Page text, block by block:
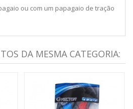
ou com um papagaio de tração
DA MESMA CATEGORIA: